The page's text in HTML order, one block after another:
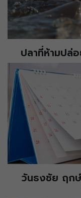
ปลาที่ห้ามปล่
วันธงชัย ฤก